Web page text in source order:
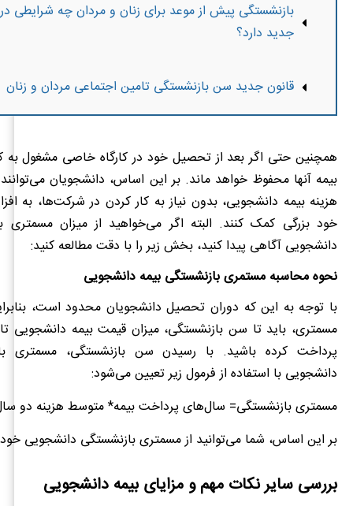
بازنشستگی پیش از موعد برای زنان و مردان چه شرایطی
جدید دارد؟
قانون جدید سن بازنشستگی تامین اجتماعی مردان و زنان
همچنین حتی اگر بعد از تحصیل خود در کارگاه خاصی مشغول به
بیمه آنها محفوظ خواهد ماند. بر این اساس، دانشجویان
هزینه بیمه دانشجویی، بدون نیاز به کار کردن در شرکت‌ها، به
خود بزرگی کمک کنند. البته اگر می‌خواهید از میزان مسمتری
دانشجویی آگاهی پیدا کنید، بخش زیر را با دقت مطالعه کنید:
نحوه محاسبه مستمری بازنشستگی بیمه دانشجویی
با توجه به این که دوران تحصیل دانشجویان محدود است،
مسمتری، باید تا سن بازنشستگی، میزان قیمت بیمه دانشجویی
پرداخت کرده باشید. با رسیدن سن بازنشستگی، مسمتری
دانشجویی با استفاده از فرمول زیر تعیین می‌شود:
مسمتری بازنشستگی= سال‌های پرداخت بیمه* متوسط هزینه دو سال
بر این اساس، شما می‌توانید از مسمتری بازنشستگی دانشجویی خود
بررسی سایر نکات مهم و مزایای بیمه دانشجویی